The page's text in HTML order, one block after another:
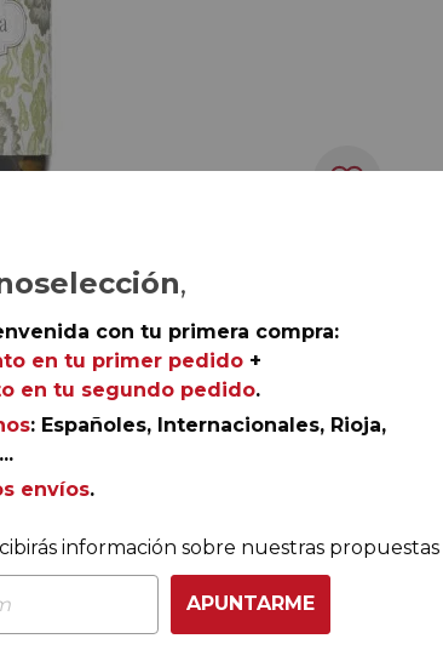
variedades blancas de origen galo más
volumen y untuosidad en boca,
y frutales.
temperatura de 7-8º C
,
con tu primera compra:
en tu primer pedido+
en tu segundo pedido.
: Españoles, Internacionales, Rioja,
envíos.
información sobre nuestras propuestas
APUNTARME